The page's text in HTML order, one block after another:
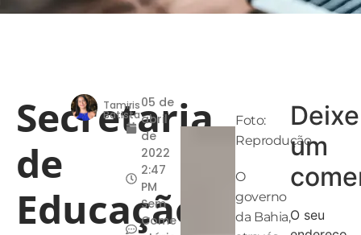
Secretaria
de
Educação
Tamiris
Batista
05 de
abril
de
2022
2:47
PM
Sem
Come
Foto:
Reprodução
O
governo
da Bahia,
Deixe
um
O seu